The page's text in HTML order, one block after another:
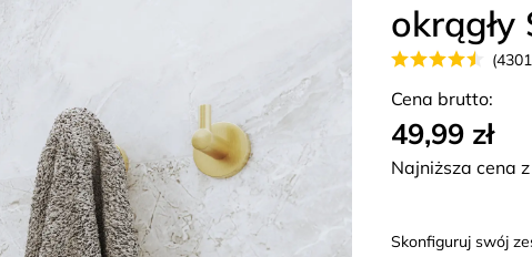
okrągły
Cena brutto:
49,99 zł
Najniższa cena
Skonfiguruj swój